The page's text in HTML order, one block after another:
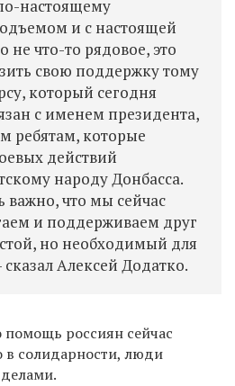
настоящему
и с настоящей
не что-то рядовое, это
свою поддержку тому
который сегодня
с именем президента,
ребятам, которые
действий
народу Донбасса.
важно, что мы сейчас
и поддерживаем друг
но необходимый для
Алексей Додатко.
россиян сейчас
в солидарности, люди